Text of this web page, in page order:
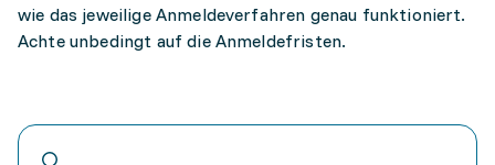
wie das jeweilige Anmeldeverfahren genau funktioniert.
Achte unbedingt auf die Anmeldefristen.